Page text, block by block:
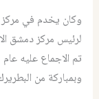
وكان يخدم في مركز
لرئيس مركز دمشق
وبمباركة من